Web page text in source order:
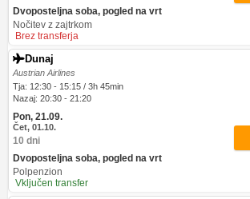
Dvoposteljna soba, pogled na vrt
Nočitev z zajtrkom
Brez transferja
Dunaj
Austrian Airlines
Tja: 12:30 - 15:15 / 3h 45min
Nazaj: 20:30 - 21:20
Pon, 21.09.
Čet, 01.10.
10 dni
Dvoposteljna soba, pogled na vrt
Polpenzion
Vključen transfer